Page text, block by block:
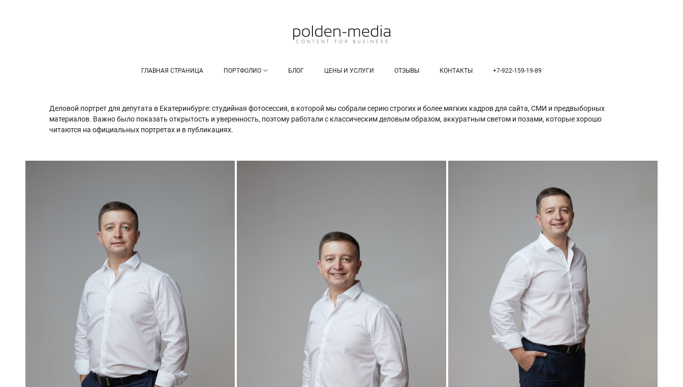
ГЛАВНАЯ СТРАНИЦА ПОРТФОЛИО БЛОГ ЦЕНЫ И УСЛУГИ ОТЗЫВЫ КОНТАКТЫ +7-922-159-19-89
Деловой портрет для депутата в Екатеринбурге: студийная фотосессия, в которой мы собрали серию строгих и более мягких кадров для сайта, СМИ и предвыборных
материалов. Важно было показать открытость и уверенность, поэтому работали с классическим деловым образом, аккуратным светом и позами, которые хорошо
читаются на официальных портретах и в публикациях.